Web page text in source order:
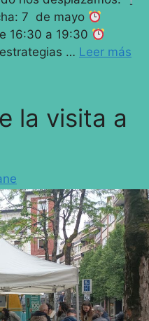
7 de mayo
16:30 a 19:30
… Leer más
la visita a